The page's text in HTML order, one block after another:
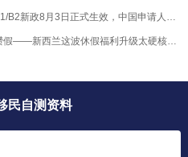
> 美国签证保证金最高2万美元！美国B1/B2新政8月3日正式生效，中国申请人暂不受影响【奥烨移民资讯】
> 1.5倍加班费、26周育儿假、入职即攒假——新西兰这波休假福利升级太硬核！【奥烨移民资讯】
民自测资料